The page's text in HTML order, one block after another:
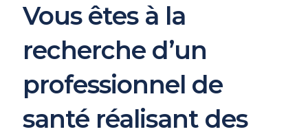
Vous êtes à la
recherche d’un
professionnel de
santé réalisant des